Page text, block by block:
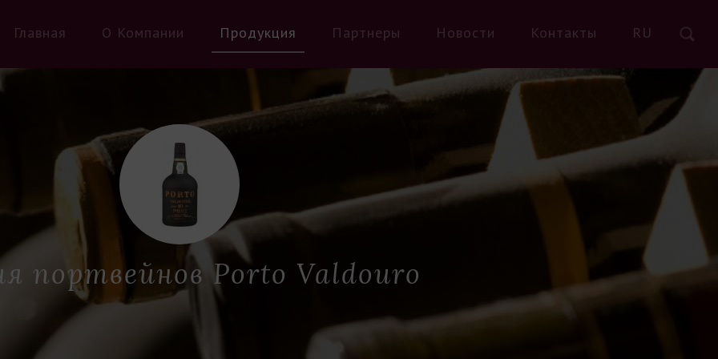
Главная О Компании Продукция Партнеры Новости Контакты RU
портвейнов Porto Valdouro